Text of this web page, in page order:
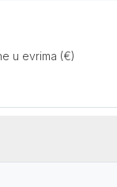
u evrima (€)